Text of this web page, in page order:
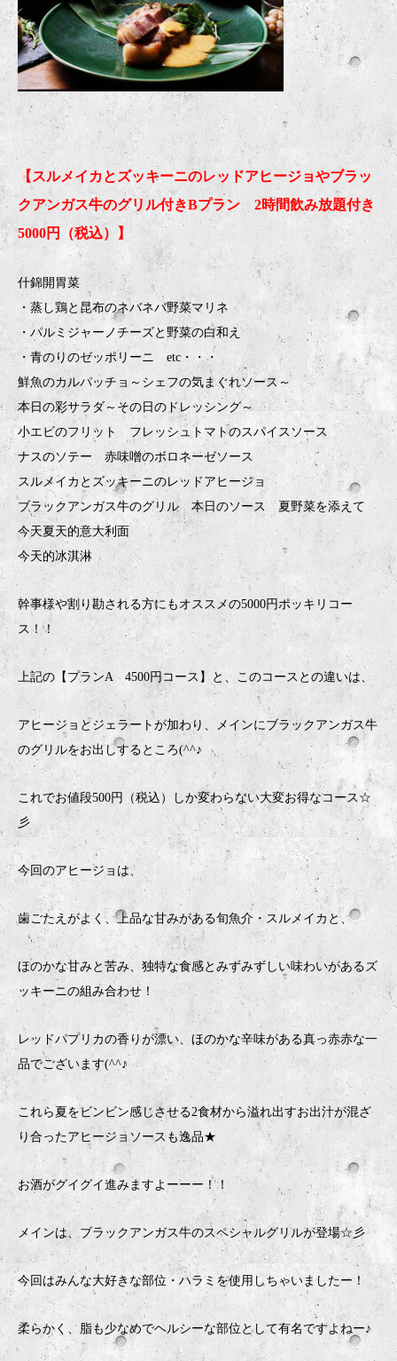
【スルメイカとズッキーニのレッドアヒージョやブラッ
クアンガス牛のグリル付きBプラン 2時間飲み放題付き
5000円（税込）】
什錦開胃菜
・蒸し鶏と昆布のネバネバ野菜マリネ
・パルミジャーノチーズと野菜の白和え
・青のりのゼッポリーニ etc・・・
鮮魚のカルパッチョ～シェフの気まぐれソース～
本日の彩サラダ～その日のドレッシング～
小エビのフリット フレッシュトマトのスパイスソース
ナスのソテー 赤味噌のボロネーゼソース
スルメイカとズッキーニのレッドアヒージョ
ブラックアンガス牛のグリル 本日のソース 夏野菜を添えて
今天夏天的意大利面
今天的冰淇淋
幹事様や割り勘される方にもオススメの5000円ポッキリコー
ス！！
上記の【プランA 4500円コース】と、このコースとの違いは、
アヒージョとジェラートが加わり、メインにブラックアンガス牛
のグリルをお出しするところ(^^♪
これでお値段500円（税込）しか変わらない大変お得なコース☆
彡
今回のアヒージョは、
歯ごたえがよく、上品な甘みがある旬魚介・スルメイカと、
ほのかな甘みと苦み、独特な食感とみずみずしい味わいがあるズ
ッキーニの組み合わせ！
レッドパプリカの香りが漂い、ほのかな辛味がある真っ赤赤な一
品でございます(^^♪
これら夏をビンビン感じさせる2食材から溢れ出すお出汁が混ざ
り合ったアヒージョソースも逸品★
お酒がグイグイ進みますよーーー！！
メインは、ブラックアンガス牛のスペシャルグリルが登場☆彡
今回はみんな大好きな部位・ハラミを使用しちゃいましたー！
柔らかく、脂も少なめでヘルシーな部位として有名ですよねー♪